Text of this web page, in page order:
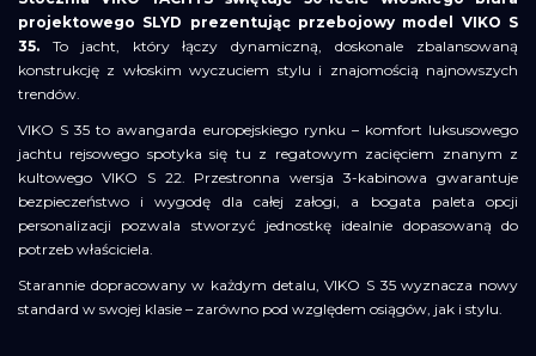
projektowego SLYD prezentując przebojowy model VIKO S
35. To jacht, który łączy dynamiczną, doskonale zbalansowaną
konstrukcję z włoskim wyczuciem stylu i znajomością najnowszych
trendów.
VIKO S 35 to awangarda europejskiego rynku – komfort luksusowego
jachtu rejsowego spotyka się tu z regatowym zacięciem znanym z
kultowego VIKO S 22. Przestronna wersja 3-kabinowa gwarantuje
bezpieczeństwo i wygodę dla całej załogi, a bogata paleta opcji
personalizacji pozwala stworzyć jednostkę idealnie dopasowaną do
potrzeb właściciela.
Starannie dopracowany w każdym detalu, VIKO S 35 wyznacza nowy
standard w swojej klasie – zarówno pod względem osiągów, jak i stylu.